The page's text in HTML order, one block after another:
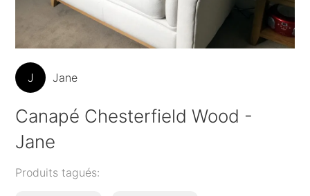
J Jane
Canapé Chesterfield Wood -
Jane
Produits tagués: